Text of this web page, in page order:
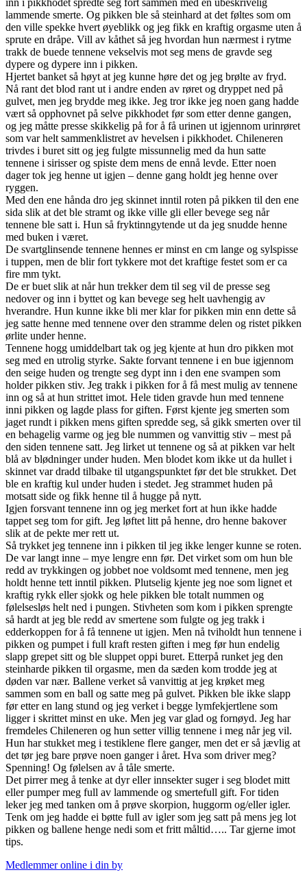
lammende smerte. Og pikken ble så steinhard at det føltes som om
den ville spekke hvert øyeblikk og jeg fikk en kraftig orgasme uten å
sprute en dråpe. Vill av kåthet så jeg hvordan hun nærmest i rytme
trakk de buede tennene vekselvis mot seg mens de gravde seg
dypere og dypere inn i pikken.
Hjertet banket så høyt at jeg kunne høre det og jeg brølte av fryd.
Nå rant det blod rant ut i andre enden av røret og dryppet ned på
gulvet, men jeg brydde meg ikke. Jeg tror ikke jeg noen gang hadde
vært så opphovnet på selve pikkhodet før som etter denne gangen,
og jeg måtte presse skikkelig på for å få urinen ut igjennom urinrøret
som var helt sammenklistret av hevelsen i pikkhodet. Chileneren
trivdes i buret sitt og jeg fulgte missunnelig med da hun satte
tennene i sirisser og spiste dem mens de ennå levde. Etter noen
dager tok jeg henne ut igjen – denne gang holdt jeg henne over
ryggen.
Med den ene hånda dro jeg skinnet inntil roten på pikken til den ene
sida slik at det ble stramt og ikke ville gli eller bevege seg når
tennene ble satt i. Hun så fryktinngytende ut da jeg snudde henne
med buken i været.
De svartglinsende tennene hennes er minst en cm lange og sylspisse
i tuppen, men de blir fort tykkere mot det kraftige festet som er ca
fire mm tykt.
De er buet slik at når hun trekker dem til seg vil de presse seg
nedover og inn i byttet og kan bevege seg helt uavhengig av
hverandre. Hun kunne ikke bli mer klar for pikken min enn dette så
jeg satte henne med tennene over den stramme delen og ristet pikken
ørlite under henne.
Tennene hogg umiddelbart tak og jeg kjente at hun dro pikken mot
seg med en utrolig styrke. Sakte forvant tennene i en bue igjennom
den seige huden og trengte seg dypt inn i den ene svampen som
holder pikken stiv. Jeg trakk i pikken for å få mest mulig av tennene
inn og så at hun strittet imot. Hele tiden gravde hun med tennene
inni pikken og lagde plass for giften. Først kjente jeg smerten som
jaget rundt i pikken mens giften spredde seg, så gikk smerten over til
en behagelig varme og jeg ble nummen og vanvittig stiv – mest på
den siden tennene satt. Jeg lirket ut tennene og så at pikken var helt
blå av blødninger under huden. Men blodet kom ikke ut da hullet i
skinnet var dradd tilbake til utgangspunktet før det ble strukket. Det
ble en kraftig kul under huden i stedet. Jeg strammet huden på
motsatt side og fikk henne til å hugge på nytt.
Igjen forsvant tennene inn og jeg merket fort at hun ikke hadde
tappet seg tom for gift. Jeg løftet litt på henne, dro henne bakover
slik at de pekte mer rett ut.
Så trykket jeg tennene inn i pikken til jeg ikke lenger kunne se roten.
De var langt inne – mye lengre enn før. Det virket som om hun ble
redd av trykkingen og jobbet noe voldsomt med tennene, men jeg
holdt henne tett inntil pikken. Plutselig kjente jeg noe som lignet et
kraftig rykk eller sjokk og hele pikken ble totalt nummen og
følelsesløs helt ned i pungen. Stivheten som kom i pikken sprengte
så hardt at jeg ble redd av smertene som fulgte og jeg trakk i
edderkoppen for å få tennene ut igjen. Men nå tviholdt hun tennene i
pikken og pumpet i full kraft resten giften i meg før hun endelig
slapp grepet sitt og ble sluppet oppi buret. Etterpå runket jeg den
steinharde pikken til orgasme, men da sæden kom trodde jeg at
døden var nær. Ballene verket så vanvittig at jeg krøket meg
sammen som en ball og satte meg på gulvet. Pikken ble ikke slapp
før etter en lang stund og jeg verket i begge lymfekjertlene som
ligger i skrittet minst en uke. Men jeg var glad og fornøyd. Jeg har
fremdeles Chileneren og hun setter villig tennene i meg når jeg vil.
Hun har stukket meg i testiklene flere ganger, men det er så jævlig at
det tør jeg bare prøve noen ganger i året. Hva som driver meg?
Spenning! Og følelsen av å tåle smerte.
Det pirrer meg å tenke at dyr eller innsekter suger i seg blodet mitt
eller pumper meg full av lammende og smertefull gift. For tiden
leker jeg med tanken om å prøve skorpion, huggorm og/eller igler.
Tenk om jeg hadde ei bøtte full av igler som jeg satt på mens jeg lot
pikken og ballene henge nedi som et fritt måltid….. Tar gjerne imot
tips.
Medlemmer online i din by